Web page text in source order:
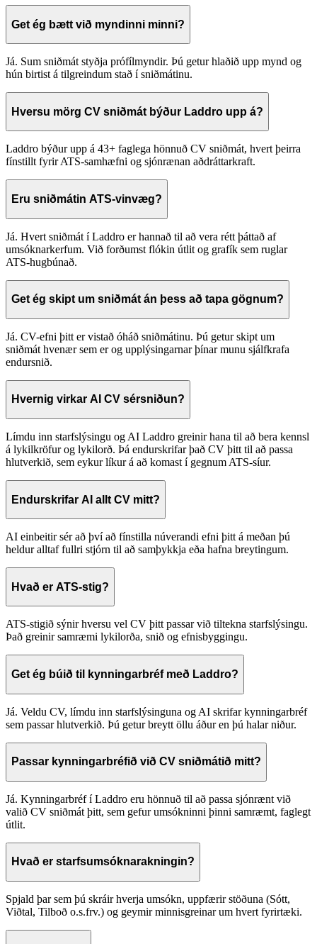
Get ég bætt við myndinni minni?
Já. Sum sniðmát styðja prófílmyndir. Þú getur hlaðið upp mynd og
hún birtist á tilgreindum stað í sniðmátinu.
Hversu mörg CV sniðmát býður Laddro upp á?
Laddro býður upp á 43+ faglega hönnuð CV sniðmát, hvert þeirra
fínstillt fyrir ATS-samhæfni og sjónrænan aðdráttarkraft.
Eru sniðmátin ATS-vinvæg?
Já. Hvert sniðmát í Laddro er hannað til að vera rétt þáttað af
umsóknarkerfum. Við forðumst flókin útlit og grafík sem ruglar
ATS-hugbúnað.
Get ég skipt um sniðmát án þess að tapa gögnum?
Já. CV-efni þitt er vistað óháð sniðmátinu. Þú getur skipt um
sniðmát hvenær sem er og upplýsingarnar þínar munu sjálfkrafa
endursnið.
Hvernig virkar AI CV sérsniðun?
Límdu inn starfslýsingu og AI Laddro greinir hana til að bera kennsl
á lykilkröfur og lykilorð. Þá endurskrifar það CV þitt til að passa
hlutverkið, sem eykur líkur á að komast í gegnum ATS-síur.
Endurskrifar AI allt CV mitt?
AI einbeitir sér að því að fínstilla núverandi efni þitt á meðan þú
heldur alltaf fullri stjórn til að samþykkja eða hafna breytingum.
Hvað er ATS-stig?
ATS-stigið sýnir hversu vel CV þitt passar við tiltekna starfslýsingu.
Það greinir samræmi lykilorða, snið og efnisbyggingu.
Get ég búið til kynningarbréf með Laddro?
Já. Veldu CV, límdu inn starfslýsinguna og AI skrifar kynningarbréf
sem passar hlutverkið. Þú getur breytt öllu áður en þú halar niður.
Passar kynningarbréfið við CV sniðmátið mitt?
Já. Kynningarbréf í Laddro eru hönnuð til að passa sjónrænt við
valið CV sniðmát þitt, sem gefur umsókninni þinni samræmt, faglegt
útlit.
Hvað er starfsumsóknarakningin?
Spjald þar sem þú skráir hverja umsókn, uppfærir stöðuna (Sótt,
Viðtal, Tilboð o.s.frv.) og geymir minnisgreinar um hvert fyrirtæki.